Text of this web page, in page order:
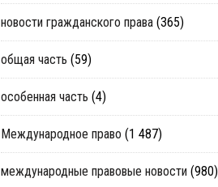
новости гражданского права (365)
общая часть (59)
особенная часть (4)
Международное право (1 487)
международные правовые новости (980)